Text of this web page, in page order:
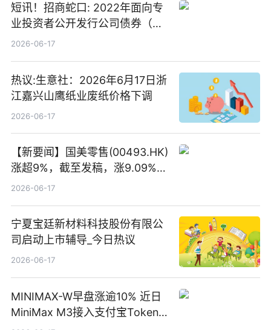
短讯！招商蛇口: 2022年面向专
业投资者公开发行公司债券（第
二期）（品种二）2026年付息公
2026-06-17
热议:生意社：2026年6月17日浙
江嘉兴山鹰纸业废纸价格下调
2026-06-17
【新要闻】国美零售(00493.HK)
涨超9%，截至发稿，涨9.09%，
报0.012港元，成交额37.26万港
2026-06-17
宁夏宝廷新材料科技股份有限公
司启动上市辅导_今日热议
2026-06-17
MINIMAX-W早盘涨逾10% 近日
MiniMax M3接入支付宝Token